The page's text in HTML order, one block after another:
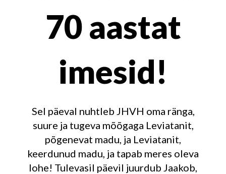
70 aastat
imesid!
Sel päeval nuhtleb JHVH oma ränga,
suure ja tugeva mõõgaga Leviatanit,
põgenevat madu, ja Leviatanit,
keerdunud madu, ja tapab meres oleva
lohe! Tulevasil päevil juurdub Jaakob,